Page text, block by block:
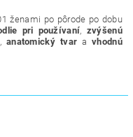
ženami po pôrode po dobu
pri používaní, zvýšenú
anatomický tvar avhodnú